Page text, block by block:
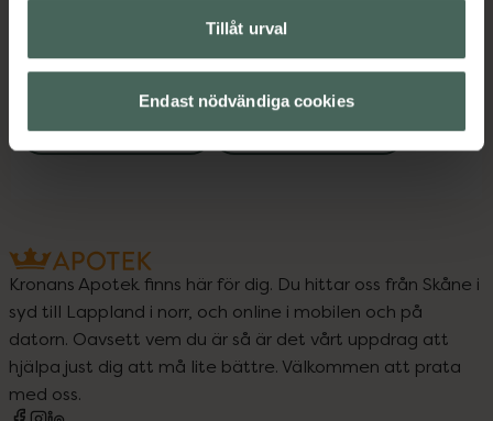
Tillåt urval
Endast nödvändiga cookies
Proteinpulver
Proteinpulver
Proteinpulver
Proteinpulver
Kronans Apotek finns här för dig. Du hittar oss från Skåne i
syd till Lappland i norr, och online i mobilen och på
datorn. Oavsett vem du är så är det vårt uppdrag att
hjälpa just dig att må lite bättre. Välkommen att prata
med oss.